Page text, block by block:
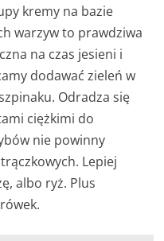
kremy na bazie
warzyw to prawdziwa
na czas jesieni i
dodawać zieleń w
Odradza się
ciężkimi do
nie powinny
Lepiej
albo ryż. Plus